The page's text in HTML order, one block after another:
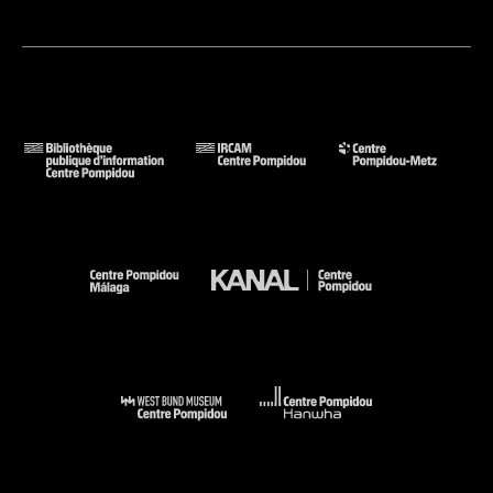
projets concrets et débattre autour des enjeux juridiques
Pour réfléchir et débattre autour des questions de la
Installations et Ateliers de tournage et montage